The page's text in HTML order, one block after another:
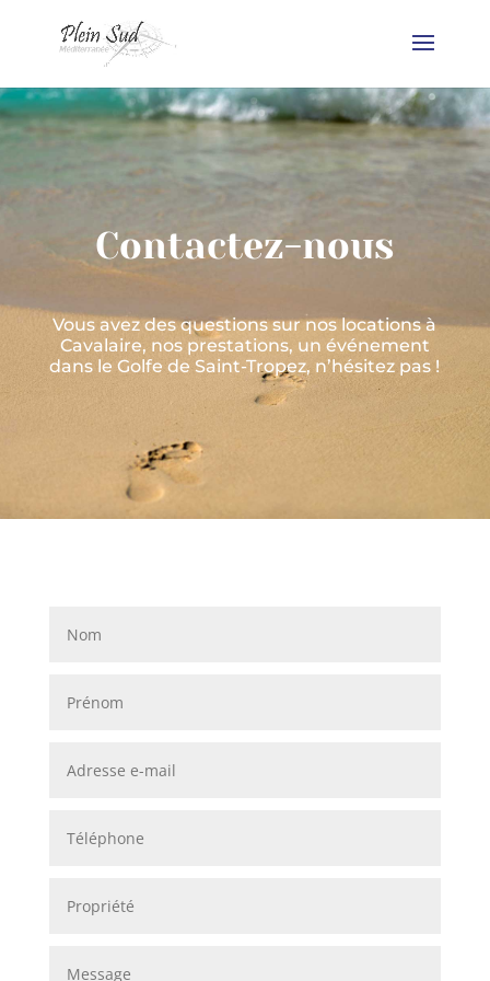
Contactez-nous
Vous avez des questions sur nos locations à
Cavalaire, nos prestations, un événement
dans le Golfe de Saint-Tropez, n’hésitez pas !